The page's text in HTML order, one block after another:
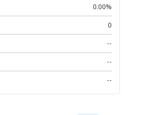
0.00%
0
--
--
--